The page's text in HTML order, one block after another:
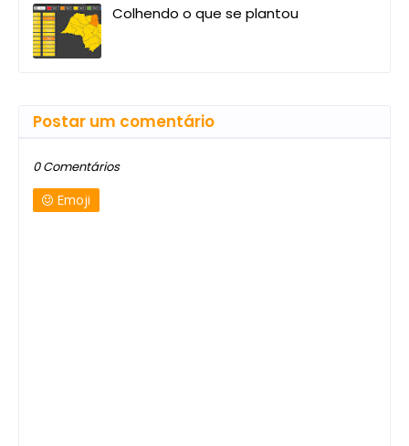
Colhendo o que se plantou
Postar um comentário
0 Comentários
Emoji